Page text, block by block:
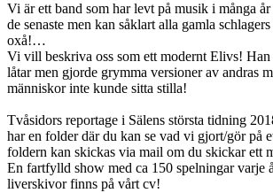
Vi är ett band som har levt på musik i många
de senaste men kan såklart alla gamla
oxå!…
Vi vill beskriva oss som ett modernt Elivs!
låtar men gjorde grymma versioner av andras
människor inte kunde sitta stilla!
Tvåsidors reportage i Sälens största tidning
har en folder där du kan se vad vi gjort/gör på
foldern kan skickas via mail om du skickar ett
En fartfylld show med ca 150 spelningar varje
liverskivor finns på vårt cv!